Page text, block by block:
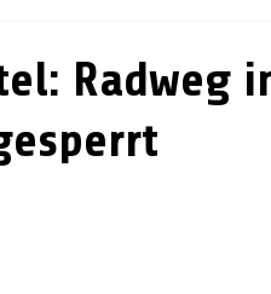
Radweg